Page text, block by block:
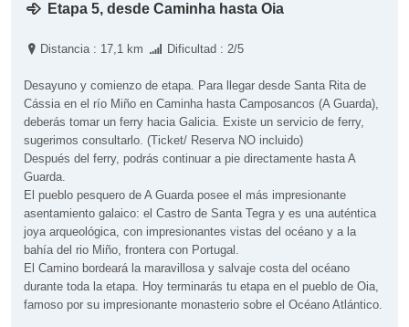
Etapa 5, desde Caminha hasta Oia
Distancia : 17,1 km Dificultad : 2/5
Desayuno y comienzo de etapa. Para llegar desde Santa Rita de
Cássia en el río Miño en Caminha hasta Camposancos (A Guarda),
deberás tomar un ferry hacia Galicia. Existe un servicio de ferry,
sugerimos consultarlo. (Ticket/ Reserva NO incluido)
Después del ferry, podrás continuar a pie directamente hasta A
Guarda.
El pueblo pesquero de A Guarda posee el más impresionante
asentamiento galaico: el Castro de Santa Tegra y es una auténtica
joya arqueológica, con impresionantes vistas del océano y a la
bahía del rio Miño, frontera con Portugal.
El Camino bordeará la maravillosa y salvaje costa del océano
durante toda la etapa. Hoy terminarás tu etapa en el pueblo de Oia,
famoso por su impresionante monasterio sobre el Océano Atlántico.